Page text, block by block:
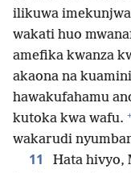
ilikuwa
wakati huo
amefika kwanza
akaona na
hawakufahamu
kutoka kwa wafu. +
wakarudi
11
Hata hivyo,